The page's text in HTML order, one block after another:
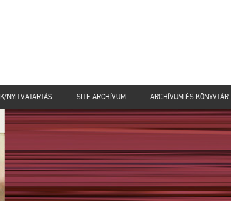
NYITVATARTÁS SITE ARCHÍVUM ARCHÍVUM ÉS KÖNYVTÁR